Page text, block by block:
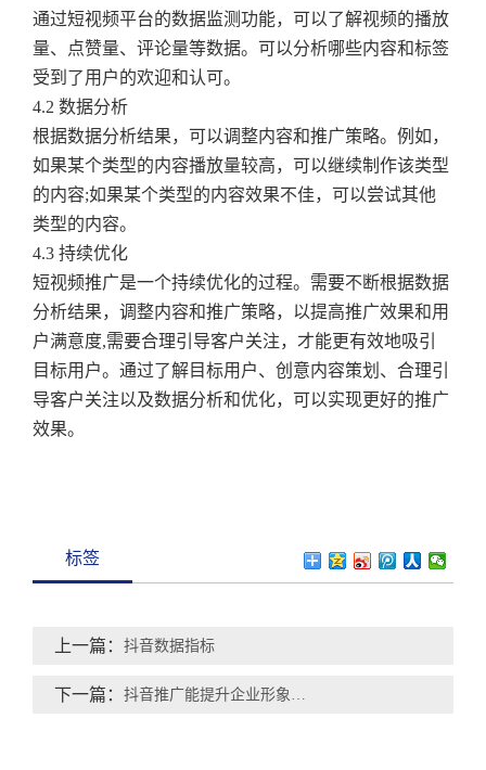
通过短视频平台的数据监测功能，可以了解视频的播放
量、点赞量、评论量等数据。可以分析哪些内容和标签
受到了用户的欢迎和认可。
4.2 数据分析
根据数据分析结果，可以调整内容和推广策略。例如，
如果某个类型的内容播放量较高，可以继续制作该类型
的内容;如果某个类型的内容效果不佳，可以尝试其他
类型的内容。
4.3 持续优化
短视频推广是一个持续优化的过程。需要不断根据数据
分析结果，调整内容和推广策略，以提高推广效果和用
户满意度,需要合理引导客户关注，才能更有效地吸引
目标用户。通过了解目标用户、创意内容策划、合理引
导客户关注以及数据分析和优化，可以实现更好的推广
效果。
标签
上一篇：抖音数据指标
下一篇： 抖音推广能提升企业形象吗？